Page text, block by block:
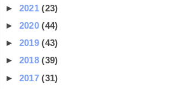
► 2021(23)
► 2020(44)
► 2019(43)
► 2018(39)
► 2017(31)